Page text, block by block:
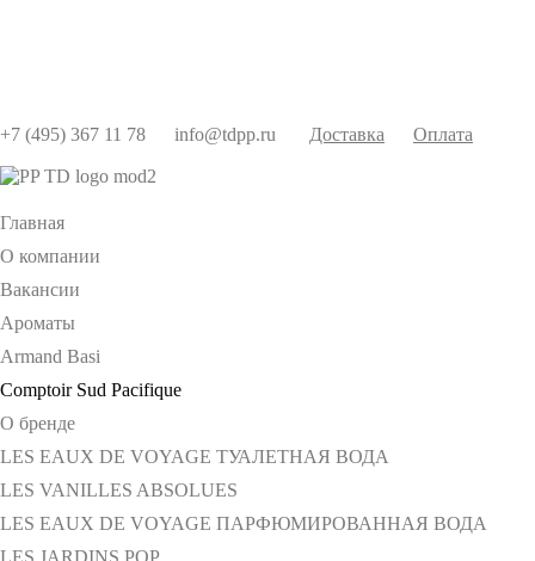
+7 (495) 367 11 78 info@tdpp.ru Доставка Оплата
Главная
О компании
Вакансии
Ароматы
Armand Basi
Comptoir Sud Pacifique
О бренде
LES EAUX DE VOYAGE ТУАЛЕТНАЯ ВОДА
LES VANILLES ABSOLUES
LES EAUX DE VOYAGE ПАРФЮМИРОВАННАЯ ВОДА